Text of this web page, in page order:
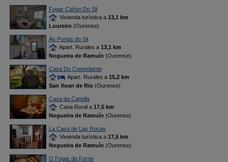
Fogar Cañon Do Sil
Vivienda turística a 13,1 km
Loureiro(Ourense)
Ás Portas do Sil
Apart. Rurales a 13,1 km
Nogueira de Ramuín (Ourense)
Casa Do Comediante
Apart. Rurales a 15,2 km
San Xoan de Rio(Ourense)
Casa da Canella
Casa Rural a 17,5 km
Nogueira de Ramuín (Ourense)
La Casa de Las Rocas
Vivienda turística a 17,5 km
Nogueira de Ramuín (Ourense)
O Fogar do Forno